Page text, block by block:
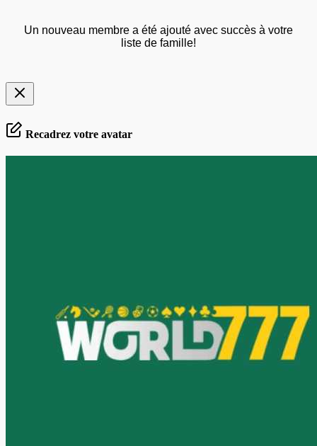
Un nouveau membre a été ajouté avec succès à votre
liste de famille!
Recadrez votre avatar